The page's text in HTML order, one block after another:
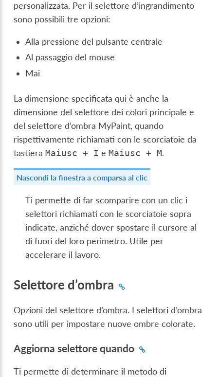
personalizzata. Per il selettore d’ingrandimento
sono possibili tre opzioni:
Alla pressione del pulsante centrale
Al passaggio del mouse
Mai
La dimensione specificata qui è anche la
dimensione del selettore dei colori principale e
del selettore d’ombra MyPaint, quando
rispettivamente richiamati con le scorciatoie da
tastieraMaiusc + I eMaiusc + M.
Nascondi la finestra a comparsa al clic
Ti permette di far scomparire con un clic i
selettori richiamati con le scorciatoie sopra
indicate, anziché dover spostare il cursore al
di fuori del loro perimetro. Utile per
accelerare il lavoro.
Selettore d’ombra
Opzioni del selettore d’ombra. I selettori d’ombra
sono utili per impostare nuove ombre colorate.
Aggiorna selettore quando
Ti permette di determinare il metodo di